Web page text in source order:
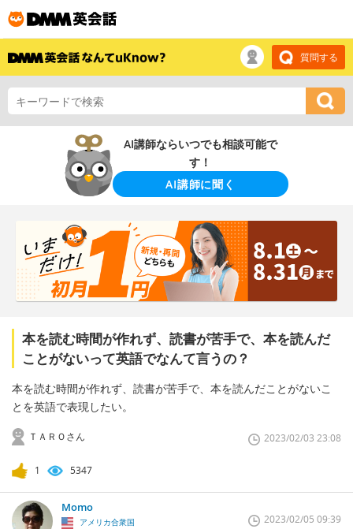
質問する
AI講師ならいつでも相談可能で
す！
AI講師に聞く
本を読む時間が作れず、読書が苦手で、本を読んだ
ことがないって英語でなんて言うの？
本を読む時間が作れず、読書が苦手で、本を読んだことがないこ
とを英語で表現したい。
ＴＡＲＯさん 2023/02/03 23:08
1 5347
Momo
アメリカ合衆国 2023/02/05 09:39